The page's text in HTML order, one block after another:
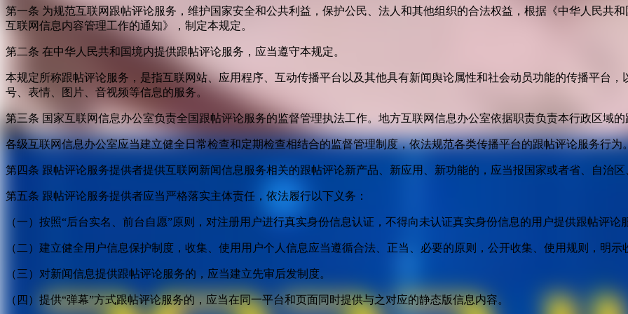
第一条 为规范互联网跟帖评论服务，维护国家安全和公共利益，保护公民、法人和其他组织的合法权益，根据《中华人民共
互联网信息内容管理工作的通知》，制定本规定。
第二条 在中华人民共和国境内提供跟帖评论服务，应当遵守本规定。
本规定所称跟帖评论服务，是指互联网站、应用程序、互动传播平台以及其他具有新闻舆论属性和社会动员功能的传播平台
号、表情、图片、音视频等信息的服务。
第三条 国家互联网信息办公室负责全国跟帖评论服务的监督管理执法工作。地方互联网信息办公室依据职责负责本行政区域
各级互联网信息办公室应当建立健全日常检查和定期检查相结合的监督管理制度，依法规范各类传播平台的跟帖评论服务行为
第四条 跟帖评论服务提供者提供互联网新闻信息服务相关的跟帖评论新产品、新应用、新功能的，应当报国家或者省、自治
第五条 跟帖评论服务提供者应当严格落实主体责任，依法履行以下义务：
（一）按照“后台实名、前台自愿”原则，对注册用户进行真实身份信息认证，不得向未认证真实身份信息的用户提供跟帖评论
（二）建立健全用户信息保护制度，收集、使用用户个人信息应当遵循合法、正当、必要的原则，公开收集、使用规则，明
（三）对新闻信息提供跟帖评论服务的，应当建立先审后发制度。
（四）提供“弹幕”方式跟帖评论服务的，应当在同一平台和页面同时提供与之对应的静态版信息内容。